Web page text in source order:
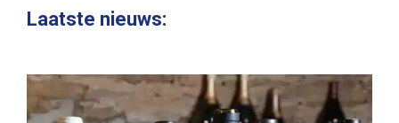
website
Laatste nieuws: